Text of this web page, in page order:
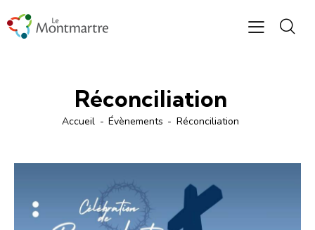
Réconciliation
Accueil Évènements Réconciliation